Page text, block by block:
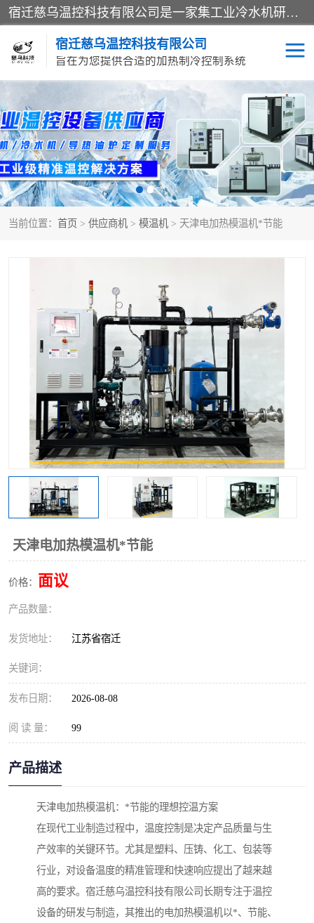
宿迁慈乌温控科技有限公司是一家集工业冷水机研发、制造、营销、服务于一体的技术生产型企业，经营范围包括：冷水机、螺杆式冷水机组、工业冷水机、水冷式冷水机、风冷式冷水机组、风冷螺杆式冷冻机组、冷冻机、注塑专用冷水机、混泥土专用冷水机、低温防爆冷水机组等。专业温控设备供应商 模温机/冷水机/导热油炉定制服务等
宿迁慈乌温控科技有限公司
旨在为您提供合适的加热制冷控制系统
当前位置： 首页 > 供应商机 > 模温机 > 天津电加热模温机*节能
天津电加热模温机*节能
价格： 面议
产品数量：
发货地址： 江苏省宿迁
关键词：
发布日期： 2026-08-08
阅 读 量： 99
产品描述
天津电加热模温机：*节能的理想控温方案
在现代工业制造过程中，温度控制是决定产品质量与生
产效率的关键环节。尤其是塑料、压铸、化工、包装等
行业，对设备温度的精准管理和快速响应提出了越来越
高的要求。宿迁慈乌温控科技有限公司长期专注于温控
设备的研发与制造，其推出的电加热模温机以*、节能、
冷水机 模温机
导热油加热器